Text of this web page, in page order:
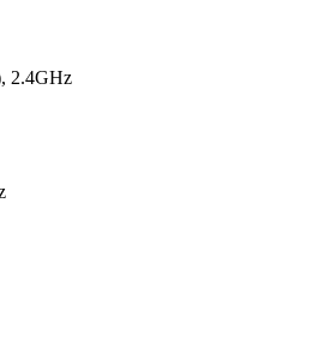
2.4GHz